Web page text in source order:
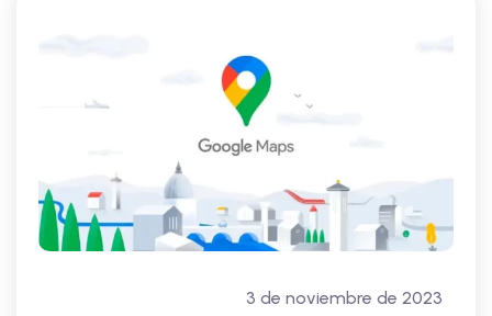
3 de noviembre de 2023